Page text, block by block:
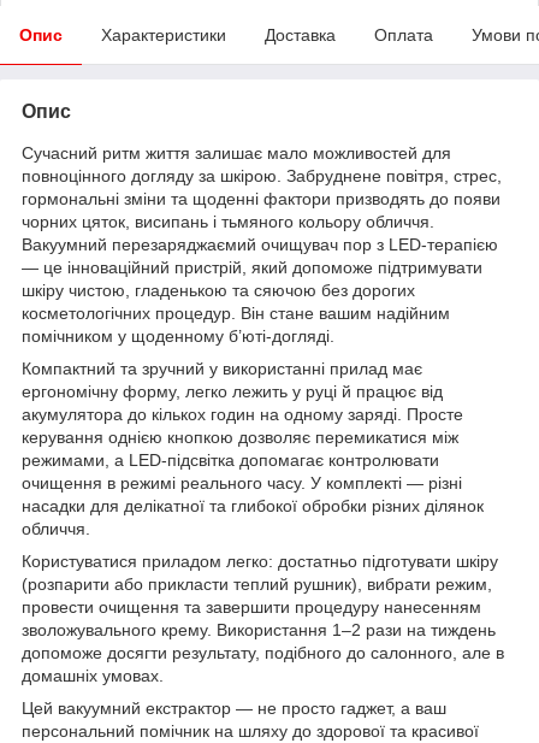
Опис Характеристики Доставка Оплата Умови
Опис
Сучасний ритм життя залишає мало можливостей для
повноцінного догляду за шкірою. Забруднене повітря, стрес,
гормональні зміни та щоденні фактори призводять до появи
чорних цяток, висипань і тьмяного кольору обличчя.
Вакуумний перезаряджаємий очищувач пор з LED-терапією
— це інноваційний пристрій, який допоможе підтримувати
шкіру чистою, гладенькою та сяючою без дорогих
косметологічних процедур. Він стане вашим надійним
помічником у щоденному б’юті-догляді.
Компактний та зручний у використанні прилад має
ергономічну форму, легко лежить у руці й працює від
акумулятора до кількох годин на одному заряді. Просте
керування однією кнопкою дозволяє перемикатися між
режимами, а LED-підсвітка допомагає контролювати
очищення в режимі реального часу. У комплекті — різні
насадки для делікатної та глибокої обробки різних ділянок
обличчя.
Користуватися приладом легко: достатньо підготувати шкіру
(розпарити або прикласти теплий рушник), вибрати режим,
провести очищення та завершити процедуру нанесенням
зволожувального крему. Використання 1–2 рази на тиждень
допоможе досягти результату, подібного до салонного, але в
домашніх умовах.
Цей вакуумний екстрактор — не просто гаджет, а ваш
персональний помічник на шляху до здорової та красивої